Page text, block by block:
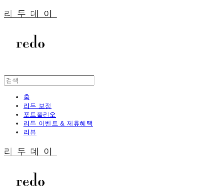
리두데이
홈
리두 보정
포트폴리오
리두 이벤트 & 제휴혜택
리뷰
리두데이